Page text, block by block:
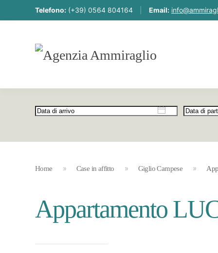
Telefono: (+39) 0564 804164 Email:
Home Case in affitto Giglio Campese
Appartamento